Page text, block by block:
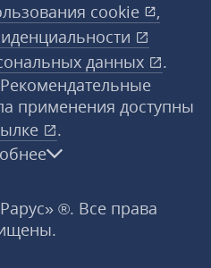
cookie
,
данных
.
применения доступны
.
®. Все права